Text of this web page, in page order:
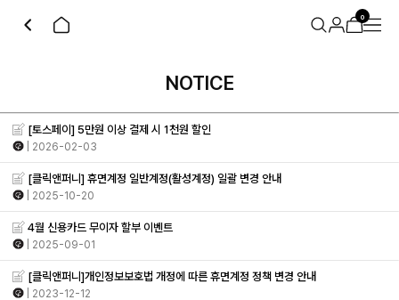
0
NOTICE
[토스페이] 5만원 이상 결제 시 1천원 할인
| 2026-02-03
[클릭앤퍼니] 휴면계정 일반계정(활성계정) 일괄 변경 안내
| 2025-10-20
4월 신용카드 무이자 할부 이벤트
| 2025-09-01
[클릭앤퍼니]개인정보보호법 개정에 따른 휴면계정 정책 변경 안내
| 2023-12-12